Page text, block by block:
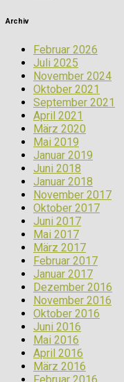
Archiv
Februar 2026
Juli 2025
November 2024
Oktober 2021
September 2021
April 2021
März 2020
Mai 2019
Januar 2019
Juni 2018
Januar 2018
November 2017
Oktober 2017
Juni 2017
Mai 2017
März 2017
Februar 2017
Januar 2017
Dezember 2016
November 2016
Oktober 2016
Juni 2016
Mai 2016
April 2016
März 2016
Februar 2016